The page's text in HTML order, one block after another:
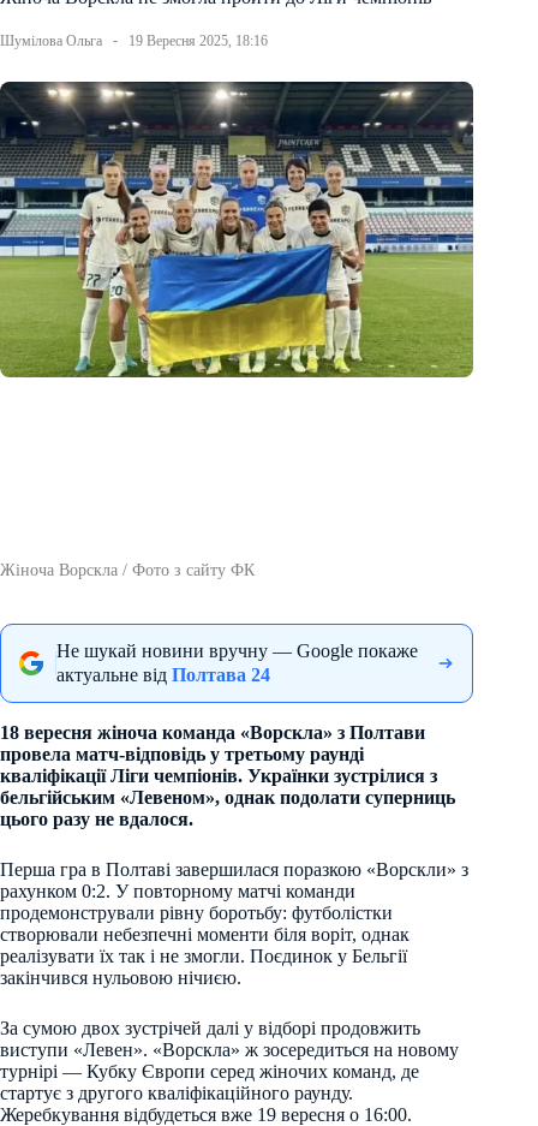
Шумілова Ольга 19 Вересня 2025, 18:16
Жіноча Ворскла / Фото з сайту ФК
Не шукай новини вручну — Google покаже
актуальне від Полтава 24
18 вересня жіноча команда «Ворскла» з Полтави
провела матч-відповідь у третьому раунді
кваліфікації Ліги чемпіонів. Українки зустрілися з
бельгійським «Левеном», однак подолати суперниць
цього разу не вдалося.
Перша гра в Полтаві завершилася поразкою «Ворскли» з
рахунком 0:2. У повторному матчі команди
продемонстрували рівну боротьбу: футболістки
створювали небезпечні моменти біля воріт, однак
реалізувати їх так і не змогли. Поєдинок у Бельгії
закінчився нульовою нічиєю.
За сумою двох зустрічей далі у відборі продовжить
виступи «Левен». «Ворскла» ж зосередиться на новому
турнірі — Кубку Європи серед жіночих команд, де
стартує з другого кваліфікаційного раунду.
Жеребкування відбудеться вже 19 вересня о 16:00.